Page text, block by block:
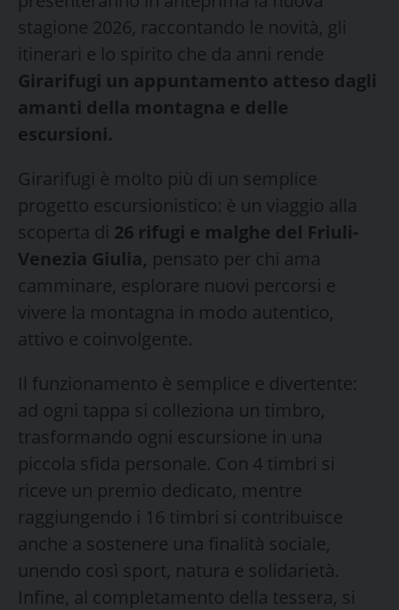
stagione 2026, raccontando le novità, gli
itinerari e lo spirito che da anni rende
Girarifugi un appuntamento atteso dagli
amanti della montagna e delle
escursioni.
Girarifugi è molto più di un semplice
progetto escursionistico: è un viaggio alla
scoperta di 26 rifugi e malghe del Friuli-
Venezia Giulia, pensato per chi ama
camminare, esplorare nuovi percorsi e
vivere la montagna in modo autentico,
attivo e coinvolgente.
Il funzionamento è semplice e divertente:
ad ogni tappa si colleziona un timbro,
trasformando ogni escursione in una
piccola sfida personale. Con 4 timbri si
riceve un premio dedicato, mentre
raggiungendo i 16 timbri si contribuisce
anche a sostenere una finalità sociale,
unendo così sport, natura e solidarietà.
Infine, al completamento della tessera, si